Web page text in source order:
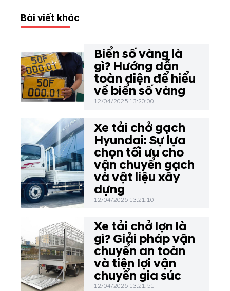
Bài viết khác
Biển số vàng là
gì? Hướng dẫn
toàn diện để hiểu
về biển số vàng
12/04/2025 13:20:00
Xe tải chở gạch
Hyundai: Sự lựa
chọn tối ưu cho
vận chuyển gạch
và vật liệu xây
dựng
12/04/2025 13:21:10
Xe tải chở lợn là
gì? Giải pháp vận
chuyển an toàn
và tiện lợi vận
chuyển gia súc
12/04/2025 13:21:51